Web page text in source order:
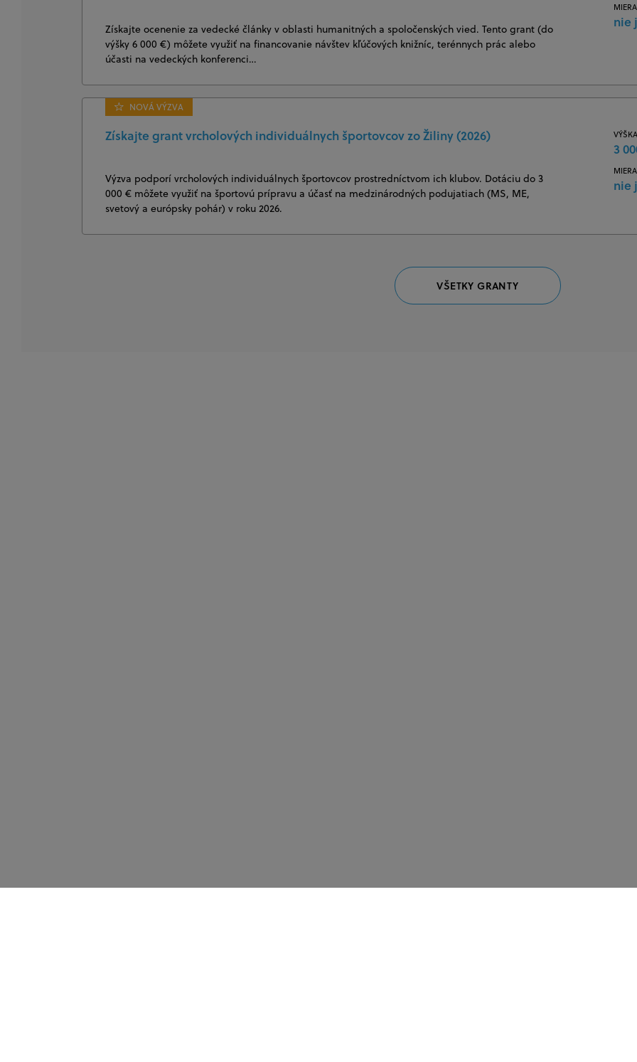
Získajte ocenenie za vedecké články v oblasti humanitných a spoločenských vied. Tento grant (do
výšky 6 000 €) môžete využiť na financovanie návštev kľúčových knižníc, terénnych prác alebo
účasti na vedeckých konferenci…
nie
NOVÁ VÝZVA
Získajte grant vrcholových individuálnych športovcov zo Žiliny (2026)
Výzva podporí vrcholových individuálnych športovcov prostredníctvom ich klubov. Dotáciu do 3
000 € môžete využiť na športovú prípravu a účasť na medzinárodných podujatiach (MS, ME,
svetový a európsky pohár) v roku 2026.
3
nie
VŠETKY GRANTY